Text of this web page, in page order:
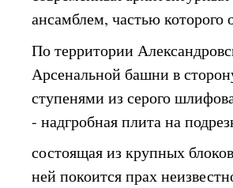
ансамблем, частью
По территории
Арсенальной башни в
ступенями из серого
- надгробная плита на
состоящая из крупных
ней покоится прах